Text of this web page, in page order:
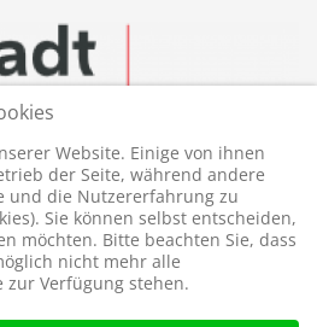
Website. Einige von ihnen
der Seite, während andere
und die Nutzererfahrung zu
Sie können selbst entscheiden,
möchten. Bitte beachten Sie, dass
nicht mehr alle
zur Verfügung stehen.